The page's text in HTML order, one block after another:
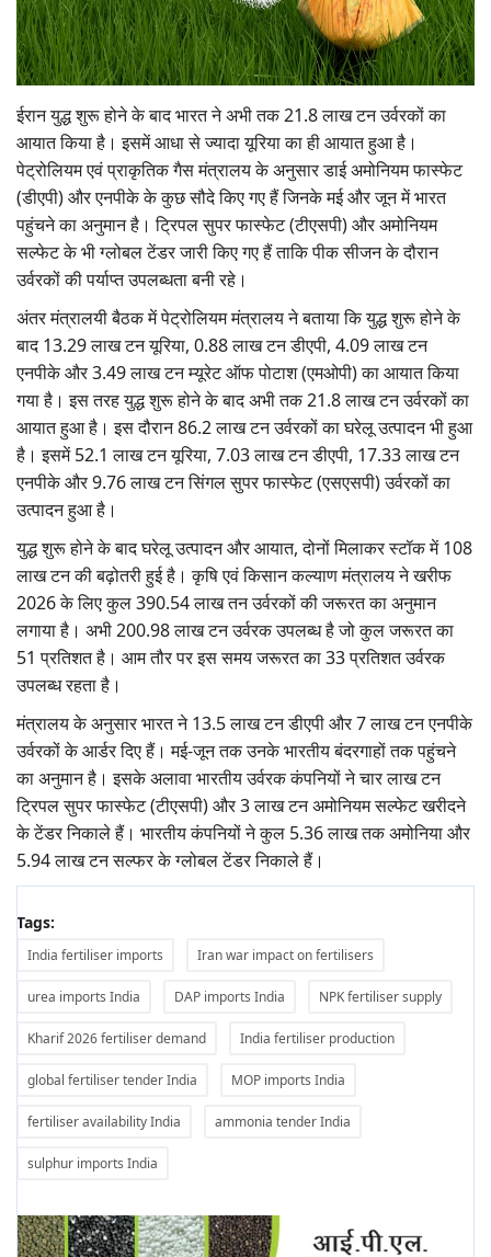
Rural Connect
National
Latest News
Agriculture Conclave and NACOF
Awards 2022
Agri Start-Ups
Language
English Hindi
ईरान युद्ध शुरू होने के बाद भारत ने अभी तक 21.8 लाख टन उर्वरकों का
आयात किया है। इसमें आधा से ज्यादा यूरिया का ही आयात हुआ है।
पेट्रोलियम एवं प्राकृतिक गैस मंत्रालय के अनुसार डाई अमोनियम फास्फेट
(डीएपी) और एनपीके के कुछ सौदे किए गए हैं जिनके मई और जून में भारत
पहुंचने का अनुमान है। ट्रिपल सुपर फास्फेट (टीएसपी) और अमोनियम
सल्फेट के भी ग्लोबल टेंडर जारी किए गए हैं ताकि पीक सीजन के दौरान
उर्वरकों की पर्याप्त उपलब्धता बनी रहे।
अंतर मंत्रालयी बैठक में पेट्रोलियम मंत्रालय ने बताया कि युद्ध शुरू होने के
बाद 13.29 लाख टन यूरिया, 0.88 लाख टन डीएपी, 4.09 लाख टन
एनपीके और 3.49 लाख टन म्यूरेट ऑफ पोटाश (एमओपी) का आयात किया
गया है। इस तरह युद्ध शुरू होने के बाद अभी तक 21.8 लाख टन उर्वरकों का
आयात हुआ है। इस दौरान 86.2 लाख टन उर्वरकों का घरेलू उत्पादन भी हुआ
है। इसमें 52.1 लाख टन यूरिया, 7.03 लाख टन डीएपी, 17.33 लाख टन
एनपीके और 9.76 लाख टन सिंगल सुपर फास्फेट (एसएसपी) उर्वरकों का
उत्पादन हुआ है।
युद्ध शुरू होने के बाद घरेलू उत्पादन और आयात, दोनों मिलाकर स्टॉक में 108
लाख टन की बढ़ोतरी हुई है। कृषि एवं किसान कल्याण मंत्रालय ने खरीफ
2026 के लिए कुल 390.54 लाख तन उर्वरकों की जरूरत का अनुमान
लगाया है। अभी 200.98 लाख टन उर्वरक उपलब्ध है जो कुल जरूरत का
51 प्रतिशत है। आम तौर पर इस समय जरूरत का 33 प्रतिशत उर्वरक
उपलब्ध रहता है।
मंत्रालय के अनुसार भारत ने 13.5 लाख टन डीएपी और 7 लाख टन एनपीके
उर्वरकों के आर्डर दिए हैं। मई-जून तक उनके भारतीय बंदरगाहों तक पहुंचने
का अनुमान है। इसके अलावा भारतीय उर्वरक कंपनियों ने चार लाख टन
ट्रिपल सुपर फास्फेट (टीएसपी) और 3 लाख टन अमोनियम सल्फेट खरीदने
के टेंडर निकाले हैं। भारतीय कंपनियों ने कुल 5.36 लाख तक अमोनिया और
5.94 लाख टन सल्फर के ग्लोबल टेंडर निकाले हैं।
Tags:
India fertiliser imports Iran war impact on fertilisers
urea imports India DAP imports India NPK fertiliser supply
Kharif 2026 fertiliser demand India fertiliser production
global fertiliser tender India MOP imports India
fertiliser availability India ammonia tender India
sulphur imports India